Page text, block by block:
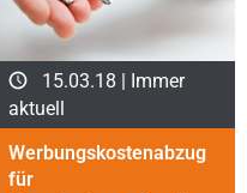
15.03.18 | Immer
aktuell
Werbungskostenabzug
für